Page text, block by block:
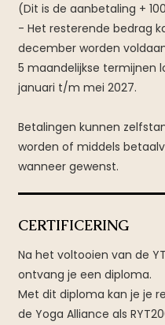
(Dit is de aanbetaling +
- Het resterende bedrag
december worden
5 maandelijkse termijnen
januari t/m mei 2027.
Betalingen kunnen
worden of middels
wanneer gewenst.
CERTIFICERING
Na het voltooien van de
ontvang je een diploma.
Met dit diploma kan je je
de Yoga Alliance als